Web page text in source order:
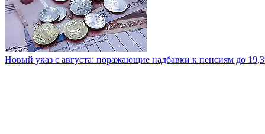
Новый указ с августа: поражающие надбавки к пенсиям до